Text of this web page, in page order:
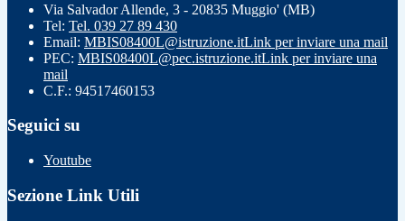
Via Salvador Allende, 3 - 20835 Muggio' (MB)
Tel: Tel. 039 27 89 430
Email: MBIS08400L@istruzione.itLink per inviare una mail
PEC: MBIS08400L@pec.istruzione.itLink per inviare una
mail
C.F.: 94517460153
Seguici su
Youtube
Sezione Link Utili